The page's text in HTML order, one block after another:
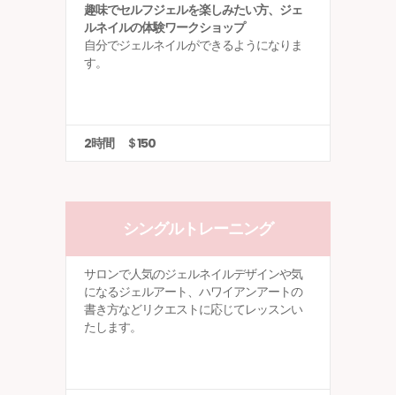
趣味でセルフジェルを楽しみたい方、ジェ
ルネイルの体験ワークショップ
自分でジェルネイルができるようになりま
す。
2時間 ＄150
シングルトレーニング
サロンで人気のジェルネイルデザインや気
になるジェルアート、ハワイアンアートの
書き方などリクエストに応じてレッスンい
たします。